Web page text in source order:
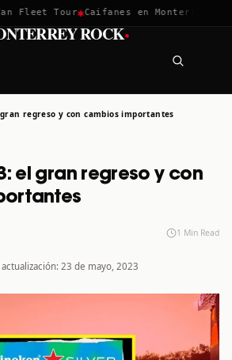
Fleet Tour✱Caifanes en Monterrey · 12
ROCK·
regreso y con cambios importantes
el gran regreso y con
1 Min Read
23 de mayo, 2023